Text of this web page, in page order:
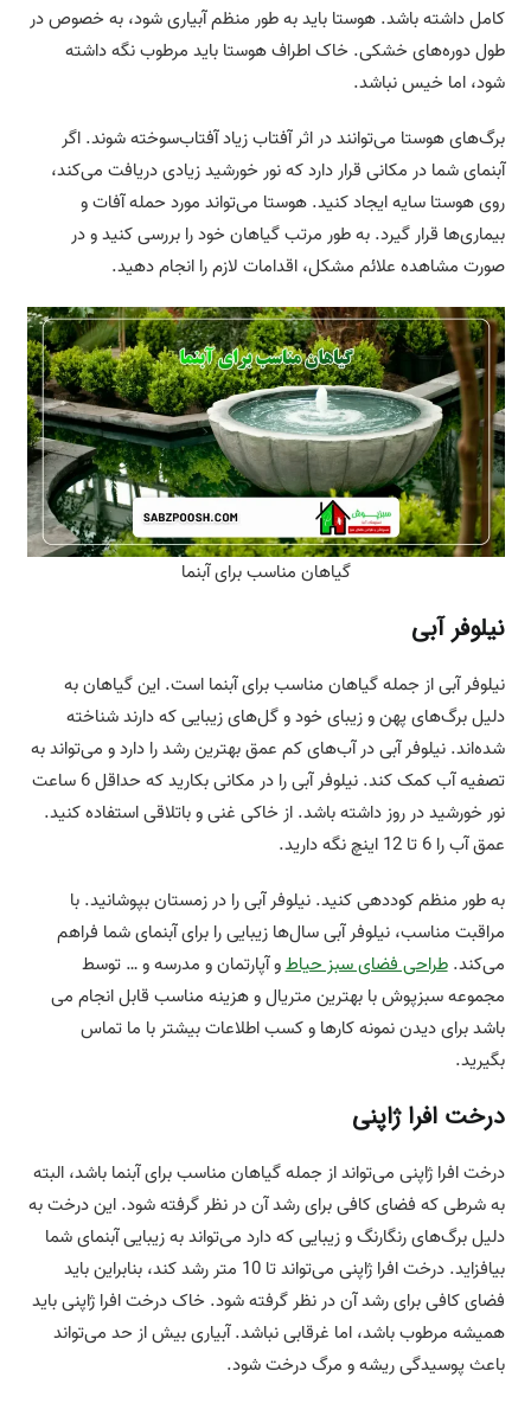
کامل داشته باشد. هوستا باید به طور منظم آبیاری شود، به خصوص در
طول دوره‌های خشکی. خاک اطراف هوستا باید مرطوب نگه داشته
شود، اما خیس نباشد.
برگ‌های هوستا می‌توانند در اثر آفتاب زیاد آفتاب‌سوخته شوند. اگر
آبنمای شما در مکانی قرار دارد که نور خورشید زیادی دریافت می‌کند،
روی هوستا سایه ایجاد کنید. هوستا می‌تواند مورد حمله آفات و
بیماری‌ها قرار گیرد. به طور مرتب گیاهان خود را بررسی کنید و در
صورت مشاهده علائم مشکل، اقدامات لازم را انجام دهید.
گیاهان مناسب برای آبنما
نیلوفر آبی
نیلوفر آبی از جمله گیاهان مناسب برای آبنما است. این گیاهان به
دلیل برگ‌های پهن و زیبای خود و گل‌های زیبایی که دارند شناخته
شده‌اند. نیلوفر آبی در آب‌های کم عمق بهترین رشد را دارد و می‌تواند به
تصفیه آب کمک کند. نیلوفر آبی را در مکانی بکارید که حداقل 6 ساعت
نور خورشید در روز داشته باشد. از خاکی غنی و باتلاقی استفاده کنید.
عمق آب را 6 تا 12 اینچ نگه دارید.
به طور منظم کوددهی کنید. نیلوفر آبی را در زمستان بپوشانید. با
مراقبت مناسب، نیلوفر آبی سال‌ها زیبایی را برای آبنمای شما فراهم
می‌کند.طراحی فضای سبز حیاطو آپارتمان و مدرسه و … توسط
مجموعه سبزپوش با بهترین متریال و هزینه مناسب قابل انجام می
باشد برای دیدن نمونه کارها و کسب اطلاعات بیشتر با ما تماس
بگیرید.
درخت افرا ژاپنی
درخت افرا ژاپنی می‌تواند از جمله گیاهان مناسب برای آبنما باشد، البته
به شرطی که فضای کافی برای رشد آن در نظر گرفته شود. این درخت به
دلیل برگ‌های رنگارنگ و زیبایی که دارد می‌تواند به زیبایی آبنمای شما
بیافزاید. درخت افرا ژاپنی می‌تواند تا 10 متر رشد کند، بنابراین باید
فضای کافی برای رشد آن در نظر گرفته شود. خاک درخت افرا ژاپنی باید
همیشه مرطوب باشد، اما غرقابی نباشد. آبیاری بیش از حد می‌تواند
باعث پوسیدگی ریشه و مرگ درخت شود.